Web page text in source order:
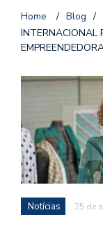
Home / Blog /
INTERNACIONAL
Notícias 25 de